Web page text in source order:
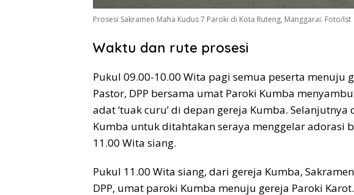
Prosesi Sakramen Maha Kudus 7 Paroki di Kota Ruteng, Manggarai. Foto/Ist
Waktu dan rute prosesi
Pukul 09.00-10.00 Wita pagi semua peserta menuju
Pastor, DPP bersama umat Paroki Kumba
adat ‘tuak curu’ di depan gereja Kumba.
Kumba untuk ditahtakan seraya menggelar adorasi
11.00 Wita siang.
Pukul 11.00 Wita siang, dari gereja Kumba,
DPP, umat paroki Kumba menuju gereja Paroki